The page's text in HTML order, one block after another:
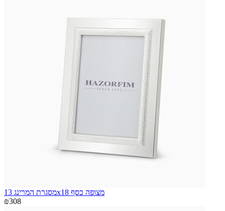
מסגרת המרינג 13x18 מצופה כסף
₪308